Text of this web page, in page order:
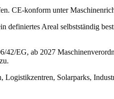
CE-konform unter
definiertes Areal selbstständig
EG, ab 2027
Solarparks,